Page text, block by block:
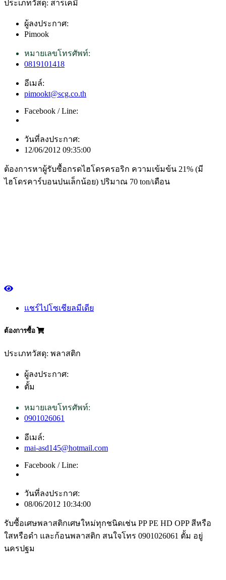
ประเภทวัสดุ: สารเคมี
ผู้ลงประกาศ:
Pimook
หมายเลขโทรศัพท์:
0819101418
อีเมล์:
pimookt@scg.co.th
Facebook / Line:
วันที่ลงประกาศ:
12/06/2012 09:35:00
ต้องการหาผู้รับซื้อกรดไฮโดรครอริก ความเข้มข้น 21% (มี
ไฮโดรคาร์บอนปนเล็กน้อย) ปริมาณ 70 ton/เดือน
แชร์ไปโซเชียลมีเดีย
ต้องการซื้อ
ประเภทวัสดุ: พลาสติก
ผู้ลงประกาศ:
ตั้ม
หมายเลขโทรศัพท์:
0901026061
อีเมล์:
mai-asd145@hotmail.com
Facebook / Line:
วันที่ลงประกาศ:
08/06/2012 10:34:00
รับซื้อเศษพลาสติกเศษใหม่ทุกชนิดเช่น PP PE HD OPP สีหรือ
ใสหรือดำ และก้อนพลาสติก สนใจโทร 0901026061 ตั้ม อยู่
นครปฐม